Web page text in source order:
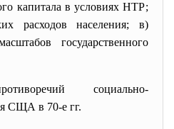
капитала в условиях НТР;
расходов населения; в)
государственного
социально-
СЩА в 70-е гг.